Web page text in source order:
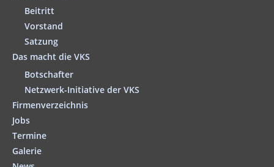
Beitritt
Vorstand
Satzung
Das macht die VKS
Botschafter
Netzwerk-Initiative der VKS
Firmenverzeichnis
Jobs
Termine
Galerie